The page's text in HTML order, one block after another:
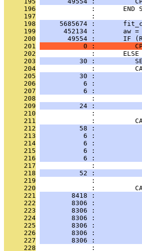
     196
:       END
     197
              :
     198
5685674 :
     199
452134 :       aw =
     200
49554 :       IF
     201
0 :
     202
              :       ELSE
     203
30 :
     204
:
     205
30 :
     206
6 :
     207
6 :
     208
:
     209
24 :
     210
:
     211
:
     212
58 :
     213
6 :
     214
6 :
     215
6 :
     216
6 :
     217
:
     218
52 :
     219
:
     220
:
     221
8418 :
     222
8306 :
     223
8306 :
     224
8306 :
     225
8306 :
     226
8306 :
     227
8306 :
     228
: